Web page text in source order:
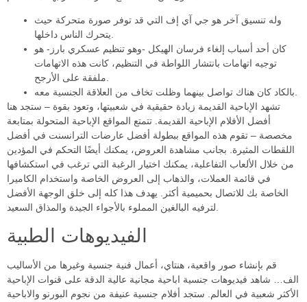
وله تنسيق آخر هو جي آي إف التي قد توفر صورة متحركة حيث
كان أحد أسباب إلغاء فرسان الهيكل -وهو تنظيم عسكري بارز- هو
توجيه اتهامات بانتشار اللواطة في التنظيم، كانت هذه الاتهامات
تشهد الإباحية القديمة زيادة حقيقية في شعبيتها، وتعود بقوة – ستجد هنا
أفضل الأفلام الإباحية القديمة. تتمتع المواقع الإباحية المتحولة بمتابعة
مخصصة – تقوم هذه المواقع ببطولة أفضل عارضات الترانسنت في أفضل
اللقطات المثيرة. بجانب مشاهدة العروض، يمكنك أيضًا التحكم في المؤدين
من خلال الألعاب التفاعلية، يمكنك اختيار الرغبة التي ترغب في استكشافها
في قائمة العملات، والذهاب إلى العروض الخاصة واستخدام الكاميرا
الخاصة بك للاتصال بحميمية أكثر. يهدف هذا كله إلى خلق الوجهة الأفضل
الفيديوهات الطبية
قم بإنشاء صور واقعية، هنتاي، أعمال فنية جنسية وغيرها من الأساليب
الف… شاهد فيديوهات جنسية اباحية مجانية عالية الدقة على قنوات الإباحية
الأكثر شعبية في العالم. ستجد أفلام جنسية عنيفة من نجوم البورنو والاباحية